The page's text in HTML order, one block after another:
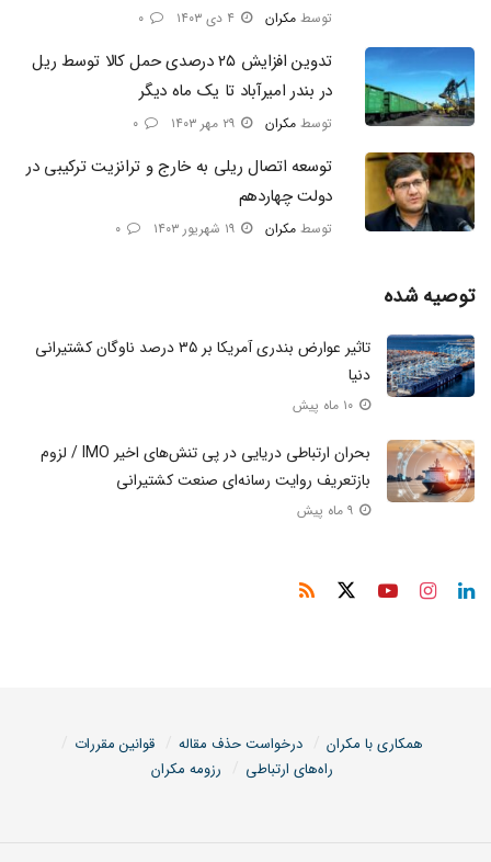
توسط مکران
تدوین افزایش ۲۵ درصدی حمل کالا توسط ریل
در بندر امیرآباد تا یک ماه دیگر
توسط مکران
توسعه اتصال ریلی به خارج و ترانزیت ترکیبی در
دولت چهاردهم​
توسط مکران
توصیه شده
تاثیر عوارض بندری آمریکا بر ۳۵ درصد ناوگان کشتیرانی
دنیا
بحران ارتباطی دریایی در پی تنش‌های اخیر IMO / لزوم
بازتعریف روایت رسانه‌ای صنعت کشتیرانی
همکاری با مکران درخواست حذف مقاله
قوانین مقررات
راه‌های ارتباطی
رزومه مکران